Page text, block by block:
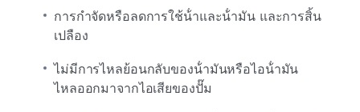
การกําจัดหรือลดการใช้น้ําและน้ํามัน และการสิ้น
เปลือง
ไม่มีการไหลย้อนกลับของน้ํามันหรือไอน้ํามัน
ไหลออกมาจากไอเสียของปั๊ม